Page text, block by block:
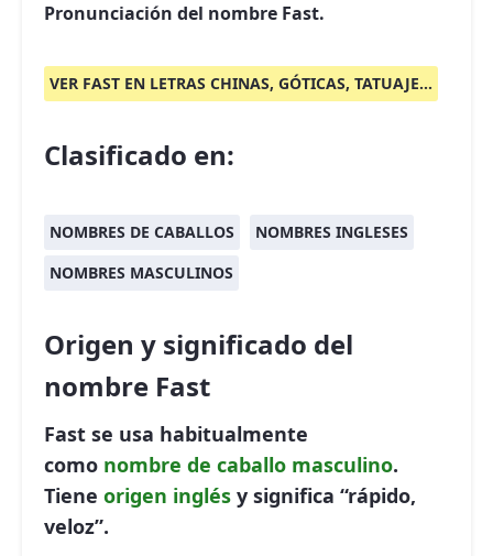
Pronunciación del nombre Fast.
VER FAST EN LETRAS CHINAS, GÓTICAS, TATUAJE...
Clasificado en:
NOMBRES DE CABALLOS
NOMBRES INGLESES
NOMBRES MASCULINOS
Origen y significado del
nombre Fast
Fast se usa habitualmente
como nombre de caballo masculino.
Tiene origen inglés y significa “rápido,
veloz”.